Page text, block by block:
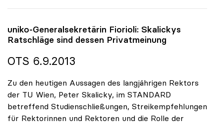
uniko-Generalsekretärin Fiorioli: Skalickys
Ratschläge sind dessen Privatmeinung
OTS 6.9.2013
Zu den heutigen Aussagen des langjährigen Rektors
der TU Wien, Peter Skalicky, im STANDARD
betreffend Studienschließungen, Streikempfehlungen
für Rektorinnen und Rektoren und die Rolle der